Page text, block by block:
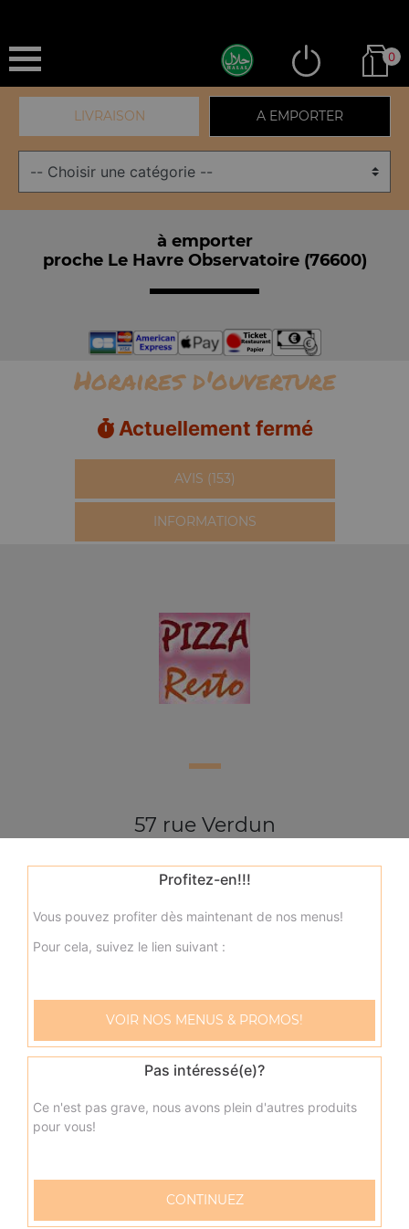
0
LIVRAISON A EMPORTER
à emporter
proche Le Havre Observatoire (76600)
Horaires d'ouverture
Actuellement fermé
AVIS (153)
INFORMATIONS
57 rue Verdun
QUARTIERS PROCHES
Le Havre Aplemont
Le Havre Bléville
Le Havre Bois de Bléville
Le Havre Cité Chauvin
Le Havre Dollemard
Profitez-en!!!
Vous pouvez profiter dès maintenant de nos menus!
Pour cela, suivez le lien suivant :
VOIR NOS MENUS & PROMOS!
Pas intéressé(e)?
Ce n'est pas grave, nous avons plein d'autres produits
pour vous!
CONTINUEZ